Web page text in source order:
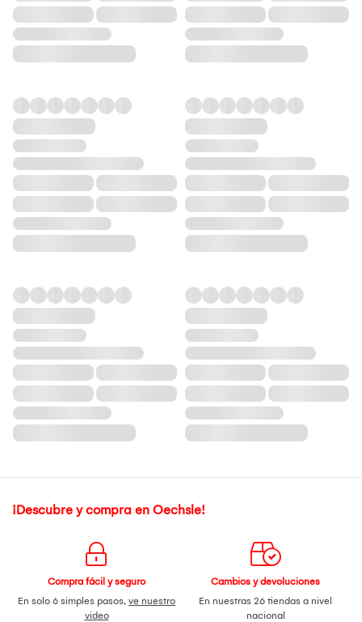
¡Descubre y compra en Oechsle!
Compra fácil y seguro
En solo 6 simples pasos, ve nuestro
video
Cambios y devoluciones
En nuestras 26 tiendas a nivel
nacional